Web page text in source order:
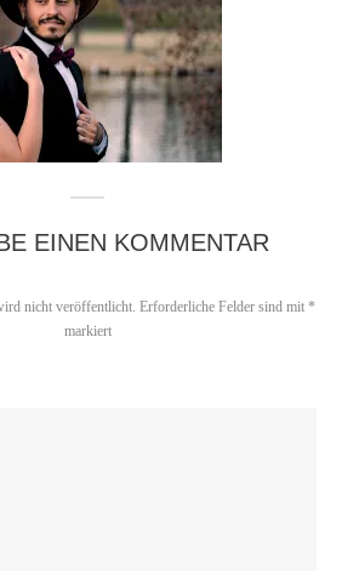
EINEN KOMMENTAR
nicht veröffentlicht. Erforderliche Felder sind mit *
markiert